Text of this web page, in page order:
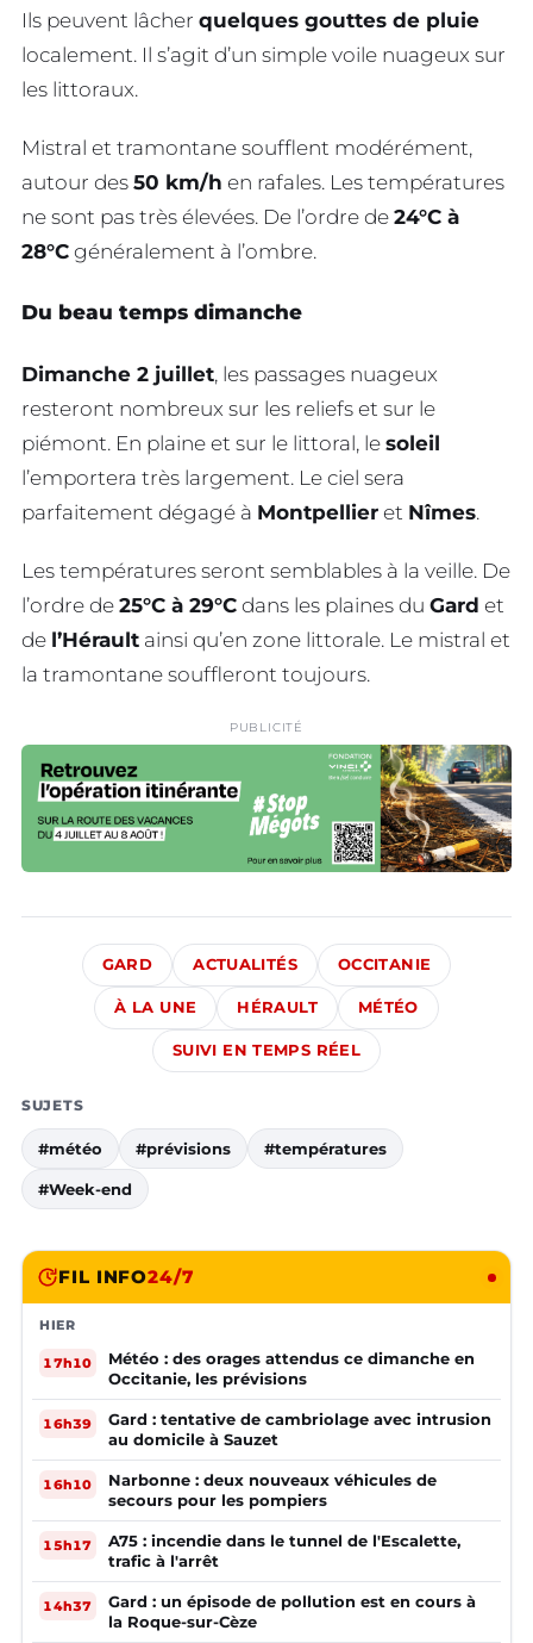
Ils peuvent lâcher quelques gouttes de pluie
localement. Il s’agit d’un simple voile nuageux sur
les littoraux.
Mistral et tramontane soufflent modérément,
autour des 50 km/h en rafales. Les températures
ne sont pas très élevées. De l’ordre de 24°C à
28°C généralement à l’ombre.
Du beau temps dimanche
Dimanche 2 juillet, les passages nuageux
resteront nombreux sur les reliefs et sur le
piémont. En plaine et sur le littoral, le soleil
l’emportera très largement. Le ciel sera
parfaitement dégagé à Montpellier et Nîmes.
Les températures seront semblables à la veille. De
l’ordre de 25°C à 29°C dans les plaines du Gard et
de l’Hérault ainsi qu’en zone littorale. Le mistral et
la tramontane souffleront toujours.
PUBLICITÉ
GARD ACTUALITÉS OCCITANIE
À LA UNE HÉRAULT MÉTÉO
SUIVI EN TEMPS RÉEL
SUJETS
#météo #prévisions #températures
#Week-end
FIL INFO24/7
HIER
17h10
Météo : des orages attendus ce dimanche en
Occitanie, les prévisions
16h39
Gard : tentative de cambriolage avec intrusion
au domicile à Sauzet
16h10
Narbonne : deux nouveaux véhicules de
secours pour les pompiers
15h17
A75 : incendie dans le tunnel de l'Escalette,
trafic à l'arrêt
14h37
Gard : un épisode de pollution est en cours à
la Roque-sur-Cèze